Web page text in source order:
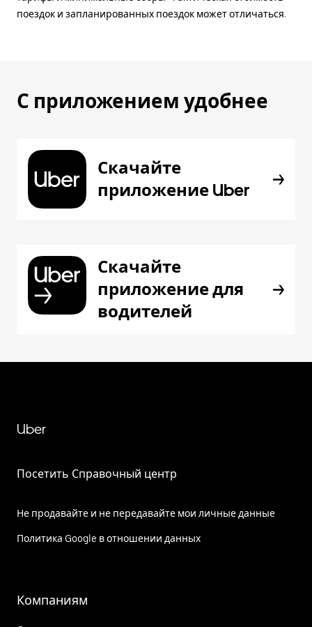
поездок и запланированных поездок может отличаться.
С приложением удобнее
Скачайте
приложение Uber
Скачайте
приложение для
водителей
Uber
Посетить Справочный центр
Не продавайте и не передавайте мои личные данные
Политика Google в отношении данных
Компаниям